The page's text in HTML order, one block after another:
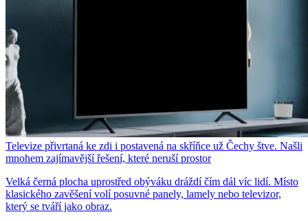
Televize přivrtaná ke zdi i postavená na skříňce už Čechy štve. Našli
mnohem zajímavější řešení, které neruší prostor
Velká černá plocha uprostřed obýváku dráždí čím dál víc lidí. Místo
klasického zavěšení volí posuvné panely, lamely nebo televizor,
který se tváří jako obraz.